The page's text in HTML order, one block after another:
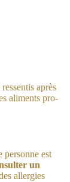
après
aliments pro-
personne est
un
allergies